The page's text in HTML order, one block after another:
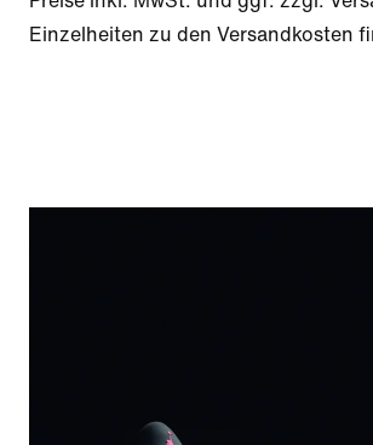
Einzelheiten zu den Versandkosten